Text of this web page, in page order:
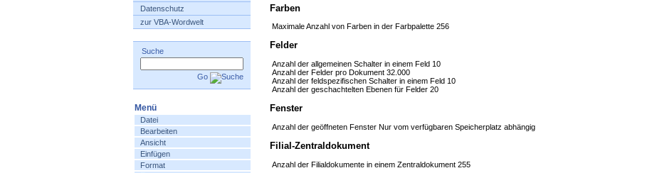
Farben
Maximale Anzahl von Farben in der Farbpalette256
Felder
Anzahl der allgemeinen Schalter in einem Feld10
Anzahl der Felder pro Dokument32.000
Anzahl der feldspezifischen Schalter in einem Feld10
Anzahl der geschachtelten Ebenen für Felder 20
Fenster
Anzahl der geöffneten FensterNur vom verfügbaren Speicherplatz abhängig
Filial-Zentraldokument
Anzahl der Filialdokumente in einem Zentraldokument255
Datenschutz
zur VBA-Wordwelt
Suche
Go
Menü
Datei
Bearbeiten
Ansicht
Einfügen
Format